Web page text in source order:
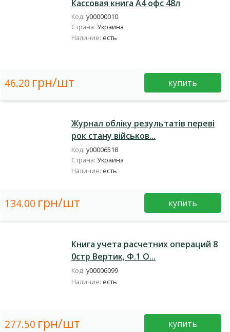
Кассовая книга А4 офс 48л
Код: у00000010
Страна: Украина
Наличие: есть
46.20 грн/шт купить
Журнал обліку результатів переві
рок стану військов...
Код: у00006518
Страна: Украина
Наличие: есть
134.00 грн/шт купить
Книга учета расчетних операций 8
0стр Вертик, Ф.1 О...
Код: у00006099
Наличие: есть
277.50 грн/шт купить